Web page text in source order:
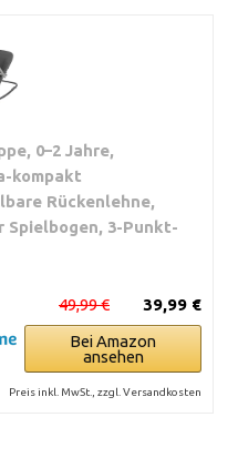
0–2 Jahre,
kompakt
Rückenlehne,
Spielbogen, 3-Punkt-
39,99 €
49,99 €
Bei Amazon
ansehen
Preis inkl. MwSt., zzgl. Versandkosten